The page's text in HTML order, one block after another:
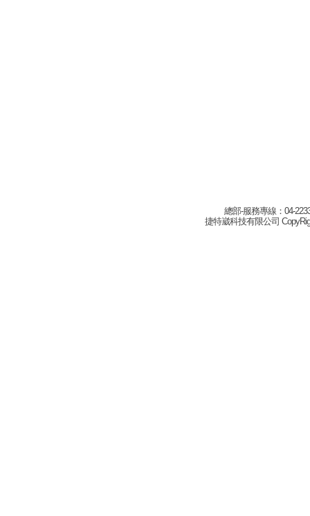
總部-服務專線：04-
捷特崴科技有限公司